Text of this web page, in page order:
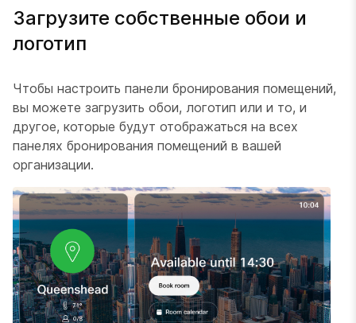
Загрузите собственные обои и
логотип
Чтобы настроить панели бронирования помещений,
вы можете загрузить обои, логотип или и то, и
другое, которые будут отображаться на всех
панелях бронирования помещений в вашей
организации.